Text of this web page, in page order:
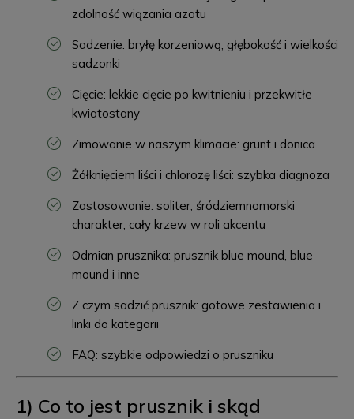
zdolność wiązania azotu
Sadzenie: bryłę korzeniową, głębokość i wielkości
sadzonki
Cięcie: lekkie cięcie po kwitnieniu i przekwitłe
kwiatostany
Zimowanie w naszym klimacie: grunt i donica
Żółknięciem liści i chlorozę liści: szybka diagnoza
Zastosowanie: soliter, śródziemnomorski
charakter, cały krzew w roli akcentu
Odmian prusznika: prusznik blue mound, blue
mound i inne
Z czym sadzić prusznik: gotowe zestawienia i
linki do kategorii
FAQ: szybkie odpowiedzi o pruszniku
1) Co to jest prusznik i skąd